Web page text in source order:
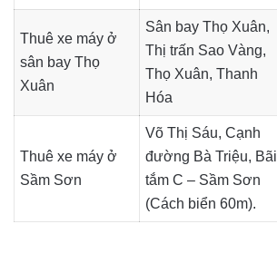
Thuê xe máy ở
sân bay Thọ
Xuân
Sân bay Thọ Xuân,
Thị trấn Sao Vàng,
Thọ Xuân, Thanh
Hóa
Thuê xe máy ở
Sầm Sơn
Võ Thị Sáu, Cạnh
đường Bà Triệu, Bãi
tắm C – Sầm Sơn
(Cách biển 60m).